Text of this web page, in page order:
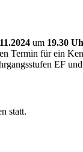
um 19.30
Termin für ein
EF
statt.